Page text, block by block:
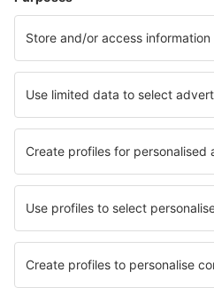
Hoteluri în Ebeltoft
Hoteluri în Blavand Hoteluri în
Hoteluri în Henne Strand
Hoteluri în Sæby
Cele mai bune hoteluri - orașe
Hoteluri în Tolbanos Hoteluri
Hoteluri în Zaros Hoteluri în